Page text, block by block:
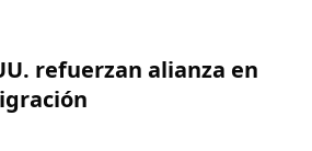
refuerzan alianza en